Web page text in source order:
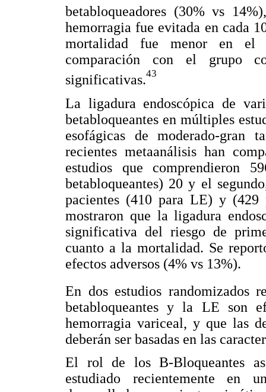
betabloqueadores (30% vs 14%),
hemorragia fue evitada en cada
mortalidad fue menor en el
comparación con el grupo
significativas.43
La ligadura endoscópica de
betabloqueantes en múltiples
esofágicas de moderado-gran
recientes metaanálisis han
estudios que comprendieron
betabloqueantes) 20 y el
pacientes (410 para LE) y (429
mostraron que la ligadura
significativa del riesgo de
cuanto a la mortalidad. Se
efectos adversos (4% vs 13%).
En dos estudios randomizados
betabloqueantes y la LE son
hemorragia variceal, y que las
deberán ser basadas en las
El rol de los B-Bloqueantes
estudiado recientemente en